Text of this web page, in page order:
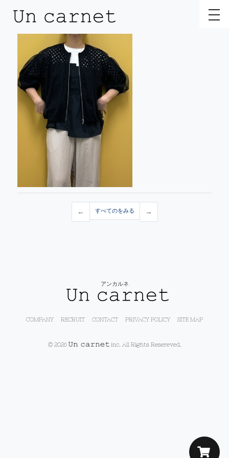
← すべてのをみる →
アンカルネ
COMPANY RECRUIT CONTACT PRIVACY POLICY SITE MAP
© 2026 inc. All Rights Resereved.